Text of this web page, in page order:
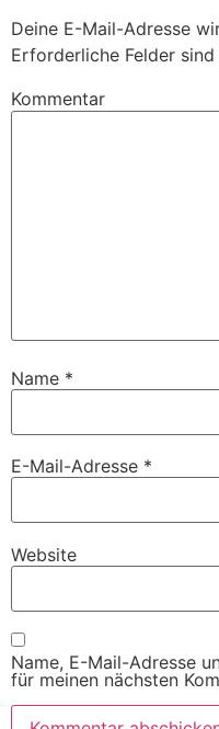
Deine E-Mail-Adresse
Erforderliche Felder
Kommentar
Name *
E-Mail-Adresse *
Website
Name, E-Mail-Adresse
für meinen nächsten